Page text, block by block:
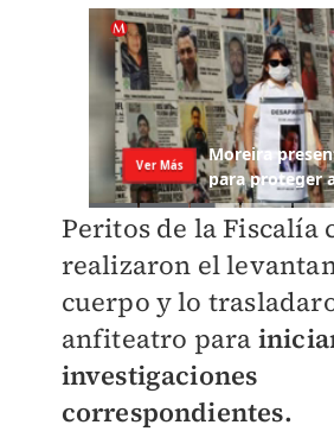
Peritos de la Fiscalía
realizaron el
cuerpo y lo
anfiteatro para
investigaciones
correspondientes.